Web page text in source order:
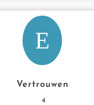
E
Vertrouwen
4